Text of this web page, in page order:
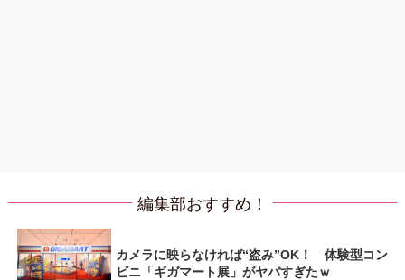
編集部おすすめ！
カメラに映らなければ“盗み”OK！ 体験型コン
ビニ「ギガマート展」がヤバすぎたｗ